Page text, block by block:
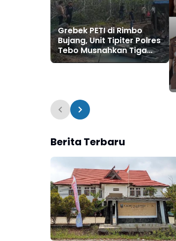
Grebek PETI di Rimbo
Bujang, Unit Tipiter Polres
Tebo Musnahkan Tiga
Rakit Dompeng dengan
Berita Terbaru